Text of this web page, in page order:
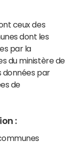
ceux des
dont les
par la
du ministère de
données par
de
: